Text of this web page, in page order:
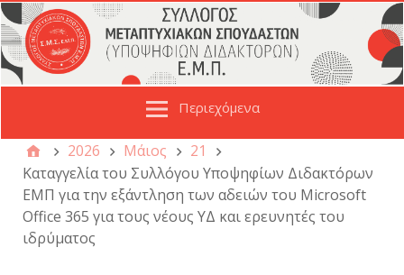
Περιεχόμενα
2026 Μάιος
21
Καταγγελία του Συλλόγου Υποψηφίων Διδακτόρων
ΕΜΠ για την εξάντληση των αδειών του Microsoft
Office 365 για τους νέους ΥΔ και ερευνητές του
ιδρύματος